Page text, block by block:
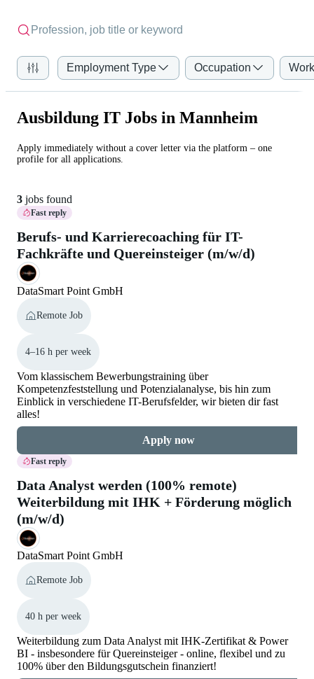
Employment Type Occupation
Ausbildung IT Jobs in Mannheim
Apply immediately without a cover letter via the platform – one
profile for all applications.
3 jobs found
Fast reply
Berufs- und Karrierecoaching für IT-
Fachkräfte und Quereinsteiger (m/w/d)
DataSmart Point GmbH
Remote Job
4–16 h per week
Vom klassischem Bewerbungstraining über
Kompetenzfeststellung und Potenzialanalyse, bis hin zum
Einblick in verschiedene IT-Berufsfelder, wir bieten dir fast
alles!
Apply now
Fast reply
Data Analyst werden (100% remote)
Weiterbildung mit IHK + Förderung möglich
(m/w/d)
DataSmart Point GmbH
Remote Job
40 h per week
Weiterbildung zum Data Analyst mit IHK-Zertifikat & Power
BI - insbesondere für Quereinsteiger - online, flexibel und zu
100% über den Bildungsgutschein finanziert!